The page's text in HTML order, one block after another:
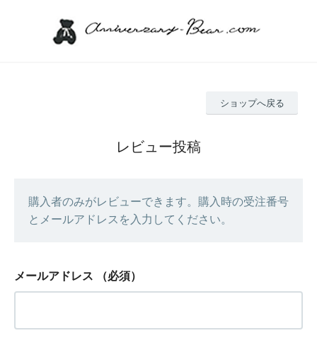
ショップへ戻る
レビュー投稿
購入者のみがレビューできます。購入時の受注番号
とメールアドレスを入力してください。
メールアドレス （必須）